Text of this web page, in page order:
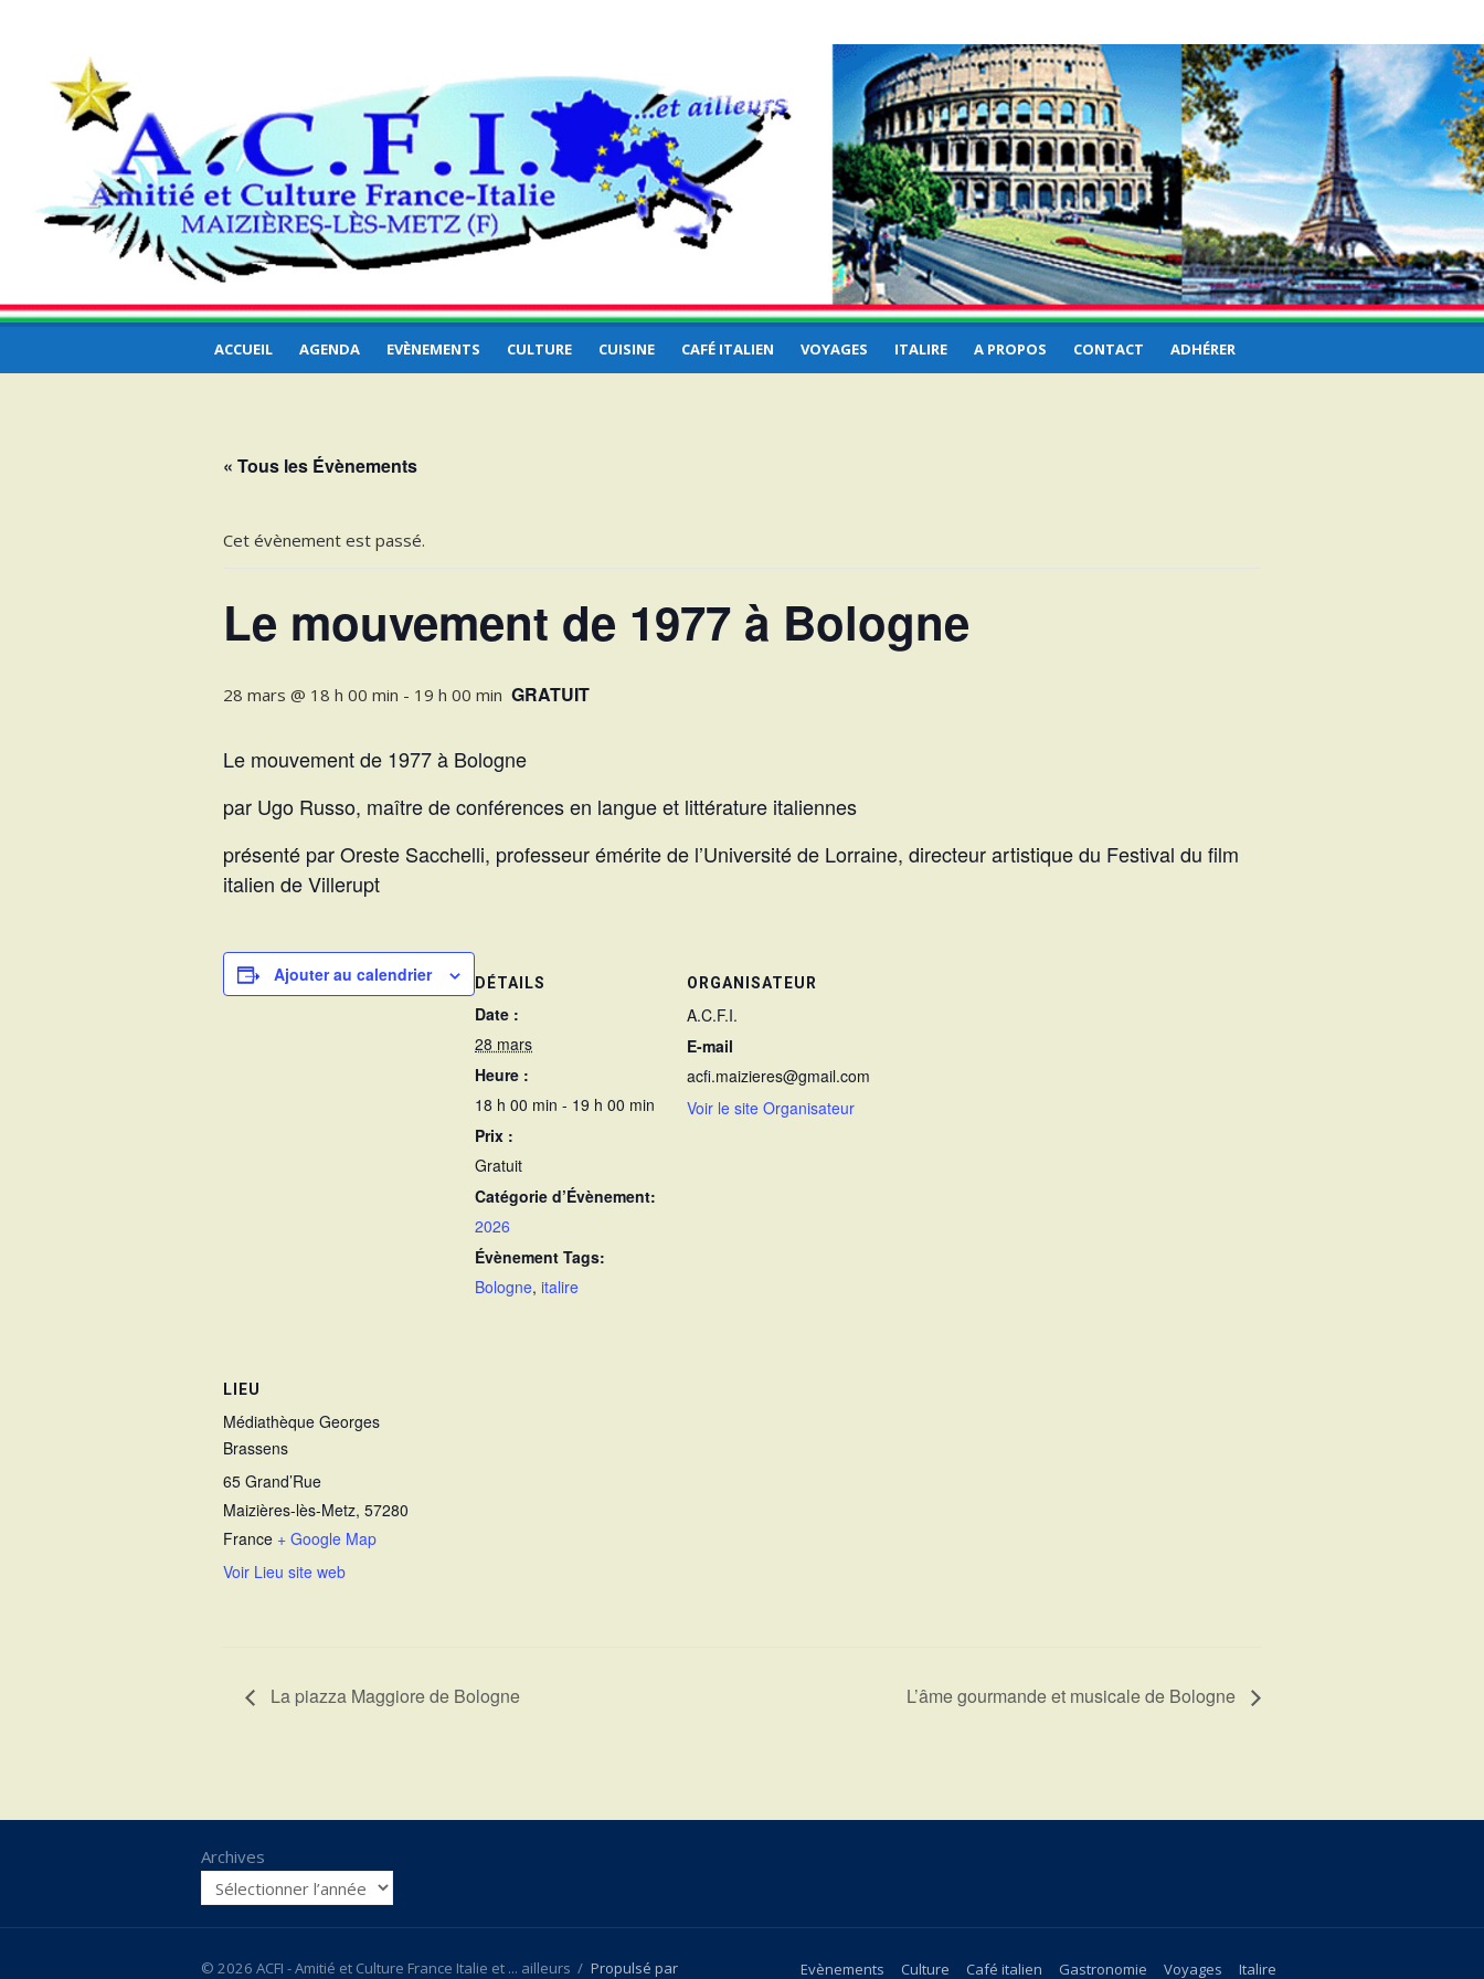
Culture France Italie et
… ailleurs
ACCUEIL AGENDA EVÈNEMENTS CULTURE CUISINE CAFÉ ITALIEN VOYAGES ITALIRE A PROPOS CONTACT ADHÉRER
« Tous les Évènements
Cet évènement est passé.
Le mouvement de 1977 à Bologne
28 mars @ 18 h 00 min - 19 h 00 min GRATUIT
Le mouvement de 1977 à Bologne
par Ugo Russo, maître de conférences en langue et littérature italiennes
présenté par Oreste Sacchelli, professeur émérite de l’Université de Lorraine, directeur artistique du Festival du film
italien de Villerupt
Ajouter au calendrier DÉTAILS
Date :
28 mars
Heure :
18 h 00 min - 19 h 00 min
Prix :
Gratuit
Catégorie d’Évènement:
2026
Évènement Tags:
Bologne, italire
ORGANISATEUR
A.C.F.I.
E-mail
acfi.maizieres@gmail.com
Voir le site Organisateur
LIEU
Médiathèque Georges
Brassens
65 Grand’Rue
Maizières-lès-Metz, 57280
France + Google Map
Voir Lieu site web
La piazza Maggiore de Bologne L’âme gourmande et musicale de Bologne
Archives
© 2026 ACFI - Amitié et Culture France Italie et ... ailleurs / Propulsé par Evènements Culture Café italien Gastronomie Voyages Italire